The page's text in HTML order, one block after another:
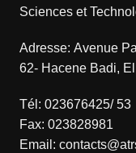
Sciences et
Adresse: Avenue
62- Hacene Badi,
Tél: 023676425/ 53
Fax: 023828981
Email: